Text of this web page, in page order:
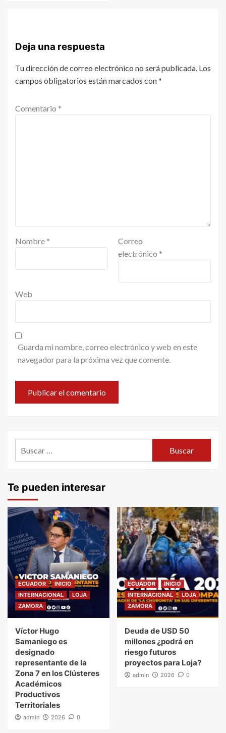
Deja una respuesta
Tu dirección de correo electrónico no será publicada. Los
campos obligatorios están marcados con*
Comentario *
Nombre *
Correo
electrónico *
Web
Guarda mi nombre, correo electrónico y web en este
navegador para la próxima vez que comente.
Te pueden interesar
ECUADOR
INICIO
INTERNACIONAL
LOJA
ZAMORA
Víctor Hugo
Samaniego es
designado
representante de la
Zona 7 en los Clústeres
Académicos
Productivos
Territoriales
admin 2026 0
ECUADOR
INICIO
INTERNACIONAL
LOJA
ZAMORA
Deuda de USD 50
millones ¿podrá en
riesgo futuros
proyectos para Loja?
admin 2026 0